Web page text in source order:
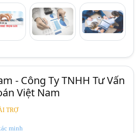
- Công Ty TNHH Tư Vấn
Việt Nam
TRỢ
minh